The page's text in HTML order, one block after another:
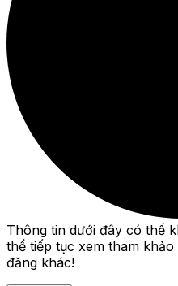
Thông tin dưới đây có thể
thể tiếp tục xem tham
đăng khác!